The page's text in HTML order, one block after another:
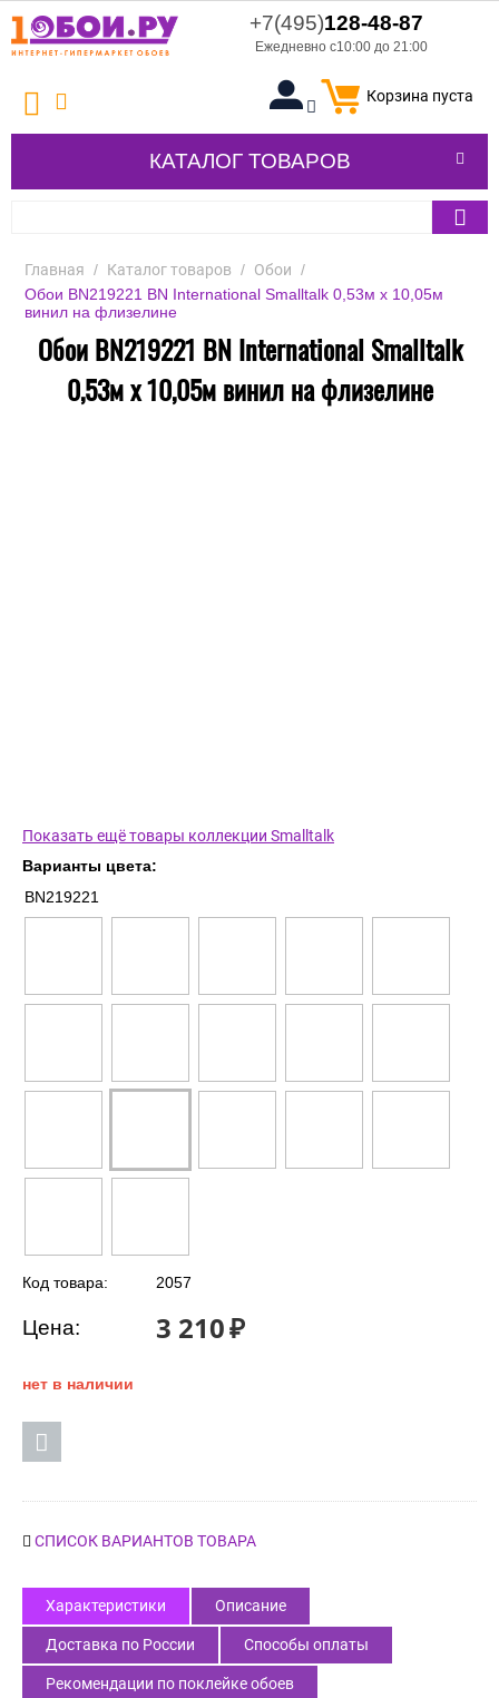
+7(495)128-48-87
Ежедневно с10:00 до 21:00
Корзина пуста
КАТАЛОГ ТОВАРОВ
Главная / Каталог товаров / Обои /
Обои BN219221 BN International Smalltalk 0,53м x 10,05м
винил на флизелине
Обои BN219221 BN International Smalltalk
0,53м x 10,05м винил на флизелине
Показать ещё товары коллекции Smalltalk
Варианты цвета:
BN219221
Код товара: 2057
Цена: 3 210₽
нет в наличии
СПИСОК ВАРИАНТОВ ТОВАРА
Характеристики Описание
Доставка по России Способы оплаты
Рекомендации по поклейке обоев